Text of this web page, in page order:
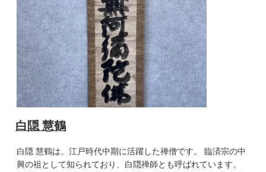
白隠 慧鶴
白隠 慧鶴は、江戸時代中期に活躍した禅僧です。 臨済宗の中
興の祖として知られており、白隠禅師とも呼ばれています。